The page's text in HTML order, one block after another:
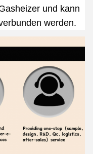
und kann
werden.